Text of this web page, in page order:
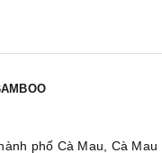
phố Cà Mau, Cà Mau